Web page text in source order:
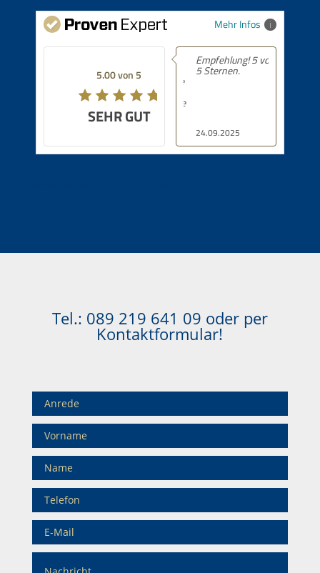
Mehr Infos
5.00 von 5
SEHR GUT
24.09.2025
Empfehlung! 5 von
5 Sternen.
Tel.: 089 219 641 09 oder per
Kontaktformular!